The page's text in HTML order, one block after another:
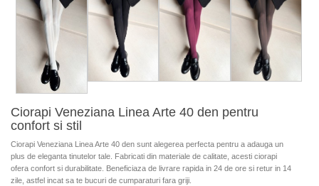
Ciorapi Veneziana Linea Arte 40 den pentru
confort si stil
Ciorapi Veneziana Linea Arte 40 den sunt alegerea perfecta pentru a adauga un
plus de eleganta tinutelor tale. Fabricati din materiale de calitate, acesti ciorapi
ofera confort si durabilitate. Beneficiaza de livrare rapida in 24 de ore si retur in 14
zile, astfel incat sa te bucuri de cumparaturi fara griji.